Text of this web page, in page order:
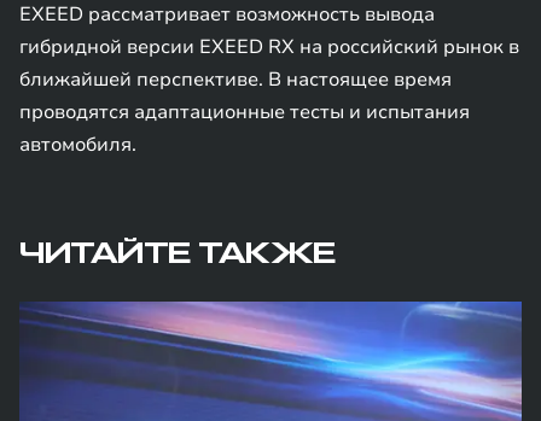
EXEED рассматривает возможность вывода
гибридной версии EXEED RX на российский рынок в
ближайшей перспективе. В настоящее время
проводятся адаптационные тесты и испытания
автомобиля.
ЧИТАЙТЕ ТАКЖЕ